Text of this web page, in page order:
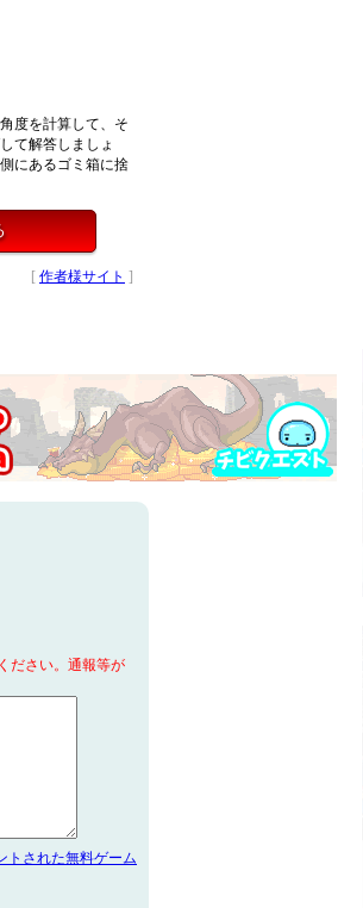
度を計算して、そ
て解答しましょ
にあるゴミ箱に捨
[ 作者様サイト ]
ださい。通報等が
トされた無料ゲーム